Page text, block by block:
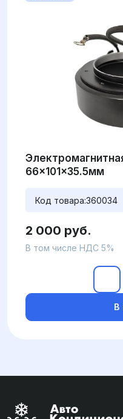
66x101x35.5мм
Код товара:360034
2 000 руб.
В том числе НДС 5%
В